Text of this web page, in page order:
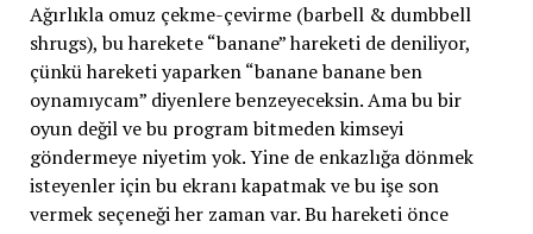
Ağırlıkla omuz çekme-çevirme (barbell & dumbbell
shrugs), bu harekete “banane” hareketi de deniliyor,
çünkü hareketi yaparken “banane banane ben
oynamıycam” diyenlere benzeyeceksin. Ama bu bir
oyun değil ve bu program bitmeden kimseyi
göndermeye niyetim yok. Yine de enkazlığa dönmek
isteyenler için bu ekranı kapatmak ve bu işe son
vermek seçeneği her zaman var. Bu hareketi önce